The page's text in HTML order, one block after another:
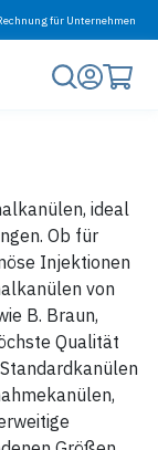
für Unternehmen
ideal
Ob für
Injektionen
von
B. Braun,
Qualität